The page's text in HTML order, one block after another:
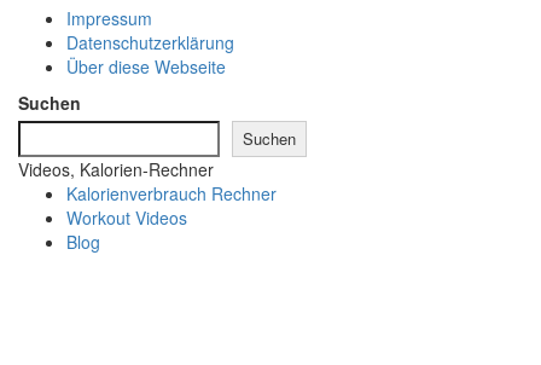
Impressum
Datenschutzerklärung
Über diese Webseite
Suchen
Suchen
Videos, Kalorien-Rechner
Kalorienverbrauch Rechner
Workout Videos
Blog